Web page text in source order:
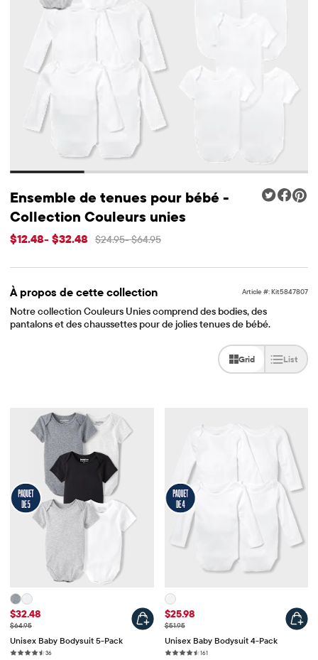
Ensemble de tenues pour bébé -
Collection Couleurs unies
Prix ​​de vente: $12.48 à $32.48
$12.48- $32.48 Prix ​​d'origine: $24.95 à $64.95
$24.95-$64.95
À propos de cette collection Article #: Kit5847807
Notre collection Couleurs Unies comprend des bodies, des
pantalons et des chaussettes pour de jolies tenues de bébé.
Grid List
Prix ​​de vente
$32.48
Prix ​​d'origine
$64.95
Unisex Baby Bodysuit 5-Pack
36
Prix ​​de vente
$25.98
Prix ​​d'origine
$51.95
Unisex Baby Bodysuit 4-Pack
161